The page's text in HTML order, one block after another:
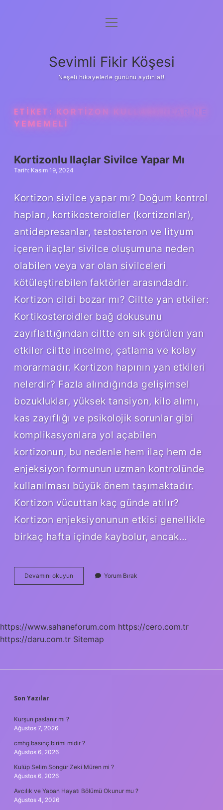
Anasayfa
Yasal Uyarı
menüyü
Sevimli Fikir Köşesi
Neşeli hikayelerle gününü aydınlat!
ETIKET: KORTIZON KULLANANLAR NE
YEMEMELI
Kortizonlu Ilaçlar Sivilce Yapar Mı
Tarih: Kasım 19, 2024
Kortizon sivilce yapar mı? Doğum kontrol
hapları, kortikosteroidler (kortizonlar),
antidepresanlar, testosteron ve lityum
içeren ilaçlar sivilce oluşumuna neden
olabilen veya var olan sivilceleri
kötüleştirebilen faktörler arasındadır.
Kortizon cildi bozar mı? Ciltte yan etkiler:
Kortikosteroidler bağ dokusunu
zayıflattığından ciltte en sık görülen yan
etkiler ciltte incelme, çatlama ve kolay
morarmadır. Kortizon hapının yan etkileri
nelerdir? Fazla alındığında gelişimsel
bozukluklar, yüksek tansiyon, kilo alımı,
kas zayıflığı ve psikolojik sorunlar gibi
komplikasyonlara yol açabilen
kortizonun, bu nedenle hem ilaç hem de
enjeksiyon formunun uzman kontrolünde
kullanılması büyük önem taşımaktadır.
Kortizon vücuttan kaç günde atılır?
Kortizon enjeksiyonunun etkisi genellikle
birkaç hafta içinde kaybolur, ancak…
Devamını okuyun Kortizonlu
Ilaçlar
Yorum Bırak
https://www.sahaneforum.com https://cero.com.tr
https://daru.com.tr Sitemap
SIDEBAR
Son Yazılar
Kurşun paslanır mı ?
Ağustos 7, 2026
cmhg basınç birimi midir ?
Ağustos 6, 2026
Kulüp Selim Songür Zeki Müren mi ?
Ağustos 6, 2026
Avcılık ve Yaban Hayatı Bölümü Okunur mu ?
Ağustos 4, 2026